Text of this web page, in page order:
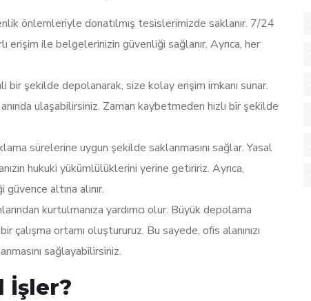
önlemleriyle donatılmış tesislerimizde saklanır. 7/24
erişim ile belgelerinizin güvenliği sağlanır. Ayrıca, her
bir şekilde depolanarak, size kolay erişim imkanı sunar.
ulaşabilirsiniz. Zaman kaybetmeden hızlı bir şekilde
sürelerine uygun şekilde saklanmasını sağlar. Yasal
hukuki yükümlülüklerini yerine getiririz. Ayrıca,
altına alınır.
kurtulmanıza yardımcı olur. Büyük depolama
çalışma ortamı oluştururuz. Bu sayede, ofis alanınızı
sağlayabilirsiniz.
İşler?